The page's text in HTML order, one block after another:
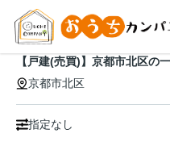
【戸建(売買)】京都市北区の
京都市北区
指定なし